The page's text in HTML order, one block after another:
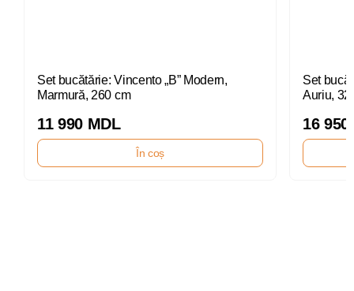
Set bucătărie: Vincento „B” Modern,
Marmură, 260 cm
11 990 MDL
În coș
Set
Auriu,
16 950